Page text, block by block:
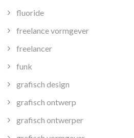
fluoride
freelance vormgever
freelancer
funk
grafisch design
grafisch ontwerp
grafisch ontwerper